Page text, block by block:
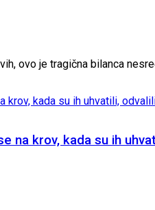
ovo je tragična bilanca
na krov, kada su ih